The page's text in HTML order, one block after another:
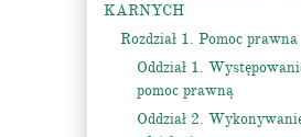
KARNYCH
Rozdział 1. Pomoc prawna
Oddział 1.
pomoc prawną
Oddział 2.